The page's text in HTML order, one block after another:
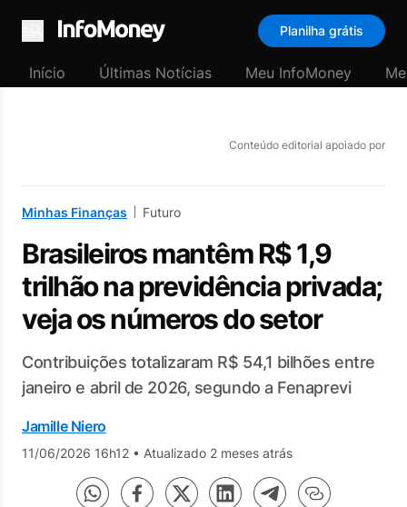
Menu
Planilha grátis
Início Últimas Notícias Meu InfoMoney
Conteúdo editorial apoiado por
Minhas Finanças Futuro
Brasileiros mantêm R$ 1,9
trilhão na previdência privada;
veja os números do setor
Contribuições totalizaram R$ 54,1 bilhões entre
janeiro e abril de 2026, segundo a Fenaprevi
Jamille Niero
11/06/2026 16h12 • Atualizado 2 meses atrás